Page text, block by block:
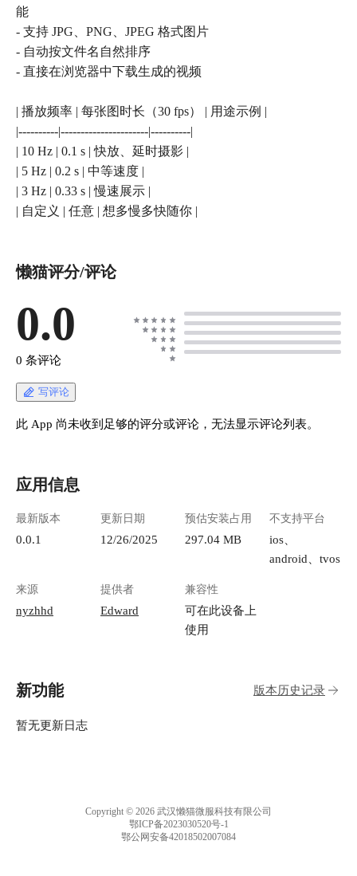
能
- 支持 JPG、PNG、JPEG 格式图片
- 自动按文件名自然排序
- 直接在浏览器中下载生成的视频
| 播放频率 | 每张图时长（30 fps） | 用途示例 |
|----------|----------------------|----------|
| 10 Hz | 0.1 s | 快放、延时摄影 |
| 5 Hz | 0.2 s | 中等速度 |
| 3 Hz | 0.33 s | 慢速展示 |
| 自定义 | 任意 | 想多慢多快随你 |
懒猫评分/评论
0.0
0 条评论
写评论
此 App 尚未收到足够的评分或评论，无法显示评论列表。
应用信息
最新版本
0.0.1
更新日期
12/26/2025
预估安装占用
297.04 MB
不支持平台
ios、
android、tvos
来源
nyzhhd
提供者
Edward
兼容性
可在此设备上
使用
新功能 版本历史记录
暂无更新日志
Copyright © 2026 武汉懒猫微服科技有限公司
鄂ICP备2023030520号-1
鄂公网安备42018502007084